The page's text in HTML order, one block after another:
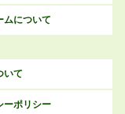
ムについて
いて
ーポリシー